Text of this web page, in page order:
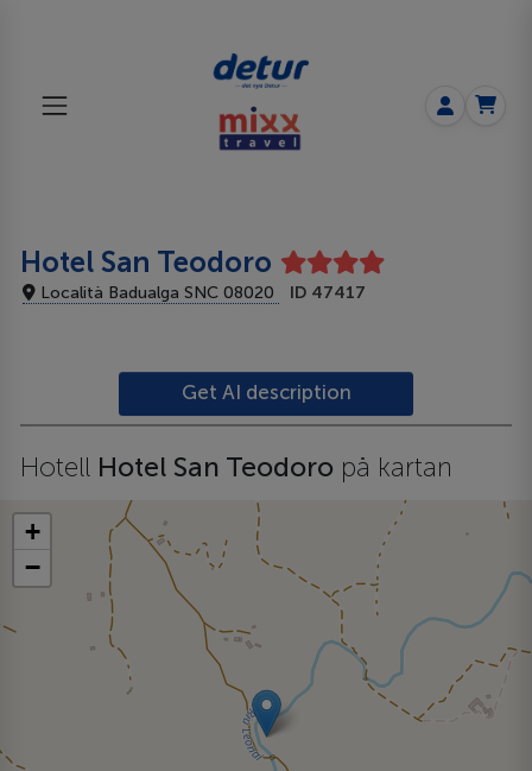
Hotel San Teodoro
Località Badualga SNC 08020 ID 47417
Get AI description
Hotell Hotel San Teodoro på kartan
+
−